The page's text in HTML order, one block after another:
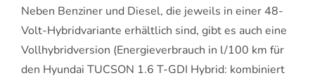
Neben Benziner und Diesel, die jeweils in einer 48-
Volt-Hybridvariante erhältlich sind, gibt es auch eine
Vollhybridversion (Energieverbrauch in l/100 km für
den Hyundai TUCSON 1.6 T-GDI Hybrid: kombiniert